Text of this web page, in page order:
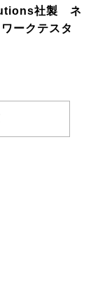
社製 ネ
ークテスタ